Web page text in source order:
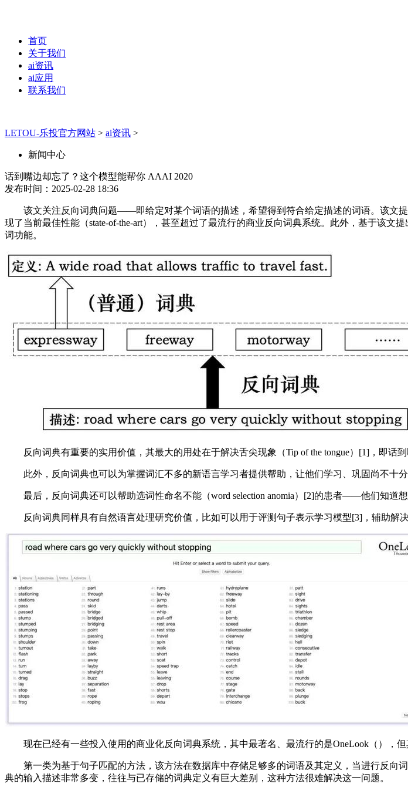
首页
关于我们
ai资讯
ai应用
联系我们
LETOU-乐投官方网站 > ai资讯 >
新闻中心
话到嘴边却忘了？这个模型能帮你 AAAI 2020
发布时间：2025-02-28 18:36
该文关注反向词典问题——即给定对某个词语的描述，希望得到符合给定描述的词语。该文
现了当前最佳性能（state-of-the-art），甚至超过了最流行的商业反向词典系统。此外，基于该
词功能。
反向词典有重要的实用价值，其最大的用处在于解决舌尖现象（Tip of the tongue）[1]，即话
此外，反向词典也可以为掌握词汇不多的新语言学习者提供帮助，让他们学习、巩固尚不十分
最后，反向词典还可以帮助选词性命名不能（word selection anomia）[2]的患者——他们知道想
反向词典同样具有自然语言处理研究价值，比如可以用于评测句子表示学习模型[3]，辅助解决
现在已经有一些投入使用的商业化反向词典系统，其中最著名、最流行的是OneLook（），但
第一类为基于句子匹配的方法，该方法在数据库中存储足够多的词语及其定义，当进行反向
典的输入描述非常多变，往往与已存储的词典定义有巨大差别，这种方法很难解决这一问题。